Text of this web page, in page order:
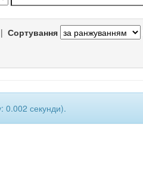
| Сортування
0.002 секунди).